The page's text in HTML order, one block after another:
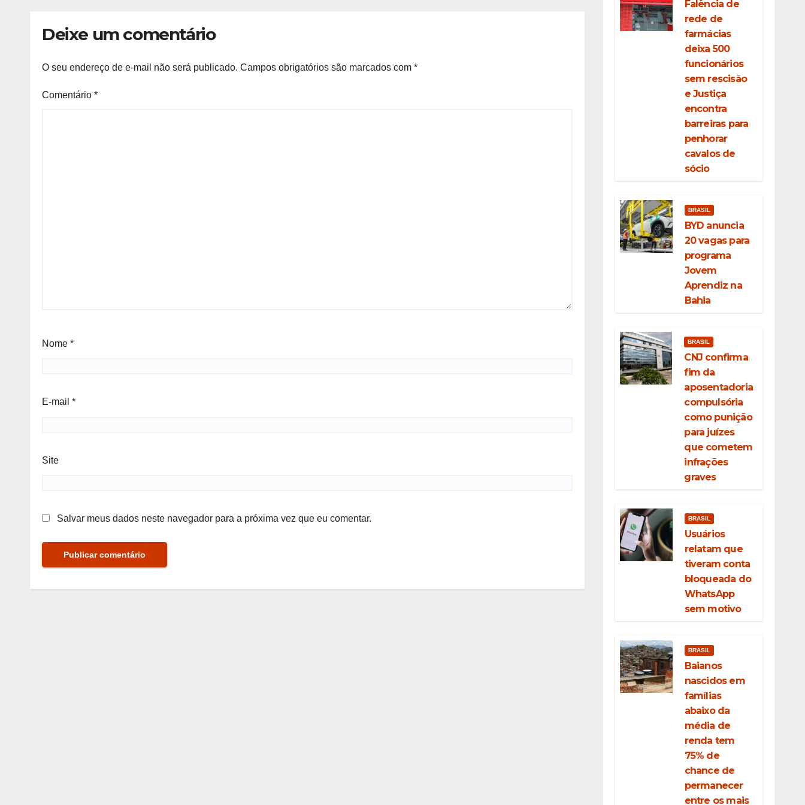
Deixe um comentário
O seu endereço de e-mail não será publicado. Campos obrigatórios são marcados com *
Comentário *
Nome *
E-mail *
Site
Salvar meus dados neste navegador para a próxima vez que eu comentar.
Falência de
rede de
farmácias
deixa 500
funcionários
sem rescisão
e Justiça
encontra
barreiras para
penhorar
cavalos de
sócio
BRASIL
BYD anuncia
20 vagas para
programa
Jovem
Aprendiz na
Bahia
BRASIL
CNJ confirma
fim da
aposentadoria
compulsória
como punição
para juízes
que cometem
infrações
graves
BRASIL
Usuários
relatam que
tiveram conta
bloqueada do
WhatsApp
sem motivo
BRASIL
Baianos
nascidos em
famílias
abaixo da
média de
renda tem
75% de
chance de
permanecer
entre os mais